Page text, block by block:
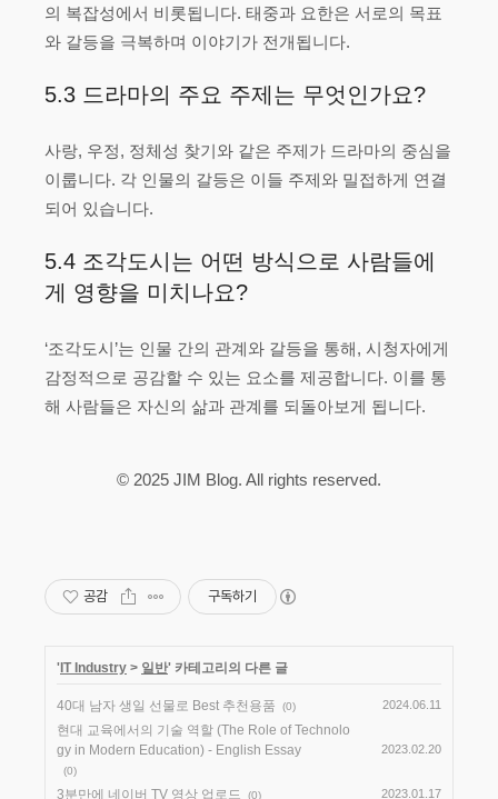
의 복잡성에서 비롯됩니다. 태중과 요한은 서로의 목표
와 갈등을 극복하며 이야기가 전개됩니다.
5.3 드라마의 주요 주제는 무엇인가요?
사랑, 우정, 정체성 찾기와 같은 주제가 드라마의 중심을
이룹니다. 각 인물의 갈등은 이들 주제와 밀접하게 연결
되어 있습니다.
5.4 조각도시는 어떤 방식으로 사람들에
게 영향을 미치나요?
‘조각도시’는 인물 간의 관계와 갈등을 통해, 시청자에게
감정적으로 공감할 수 있는 요소를 제공합니다. 이를 통
해 사람들은 자신의 삶과 관계를 되돌아보게 됩니다.
© 2025 JIM Blog. All rights reserved.
공감 구독하기
' IT Industry > 일반' 카테고리의 다른 글
40대 남자 생일 선물로 Best 추천용품 (0) 2024.06.11
현대 교육에서의 기술 역할 (The Role of Technolo
gy in Modern Education) - English Essay
(0)
2023.02.20
3분만에 네이버 TV 영상 업로드 (0) 2023.01.17